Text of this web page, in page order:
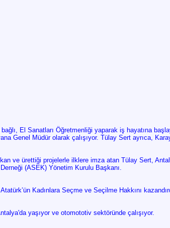
El Sanatları Öğretmenliği yaparak iş hayatına
Genel Müdür olarak çalışıyor. Tülay Sert ayrıca,
ve ürettiği projelerle ilklere imza atan Tülay Sert,
(ASEK) Yönetim Kurulu Başkanı.
Kadınlara Seçme ve Seçilme Hakkını
yaşıyor ve otomototiv sektöründe çalışıyor.